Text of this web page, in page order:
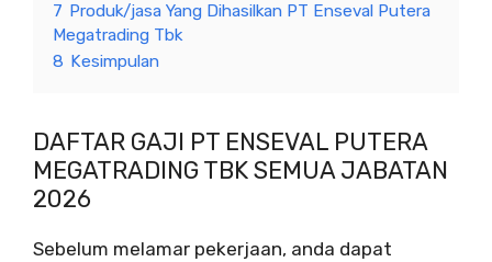
7 Produk/jasa Yang Dihasilkan PT Enseval Putera
Megatrading Tbk
8 Kesimpulan
DAFTAR GAJI PT ENSEVAL PUTERA
MEGATRADING TBK SEMUA JABATAN
2026
Sebelum melamar pekerjaan, anda dapat